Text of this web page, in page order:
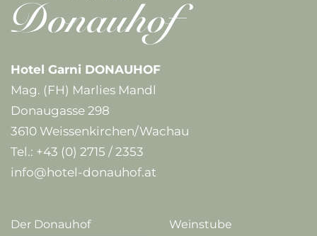
Hotel Garni DONAUHOF
Mag. (FH) Marlies Mandl
Donaugasse 298
3610 Weissenkirchen/Wachau
Tel.: +43 (0) 2715 / 2353
info@hotel-donauhof.at
Der Donauhof
Weinstube